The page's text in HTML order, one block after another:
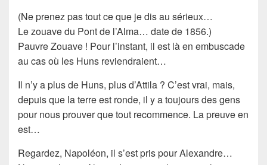
(Ne prenez pas tout ce que je dis au sérieux…
Le zouave du Pont de l’Alma… date de 1856.)
Pauvre Zouave ! Pour l’instant, il est là en embuscade
au cas où les Huns reviendraient…
Il n’y a plus de Huns, plus d’Attila ? C’est vrai, mais,
depuis que la terre est ronde, il y a toujours des gens
pour nous prouver que tout recommence. La preuve en
est…
Regardez, Napoléon, il s’est pris pour Alexandre…